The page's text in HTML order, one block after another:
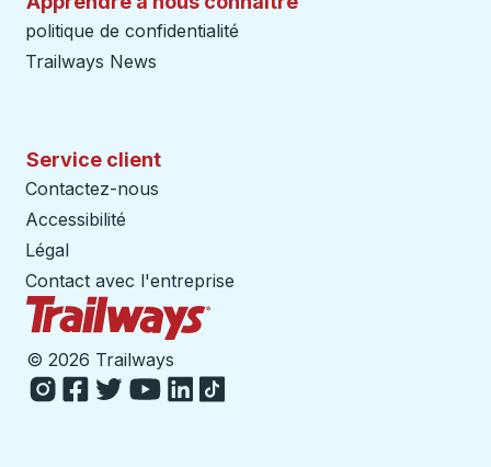
politique de confidentialité
Trailways News
Service client
Contactez-nous
Accessibilité
Légal
Contact avec l'entreprise
© 2026 Trailways